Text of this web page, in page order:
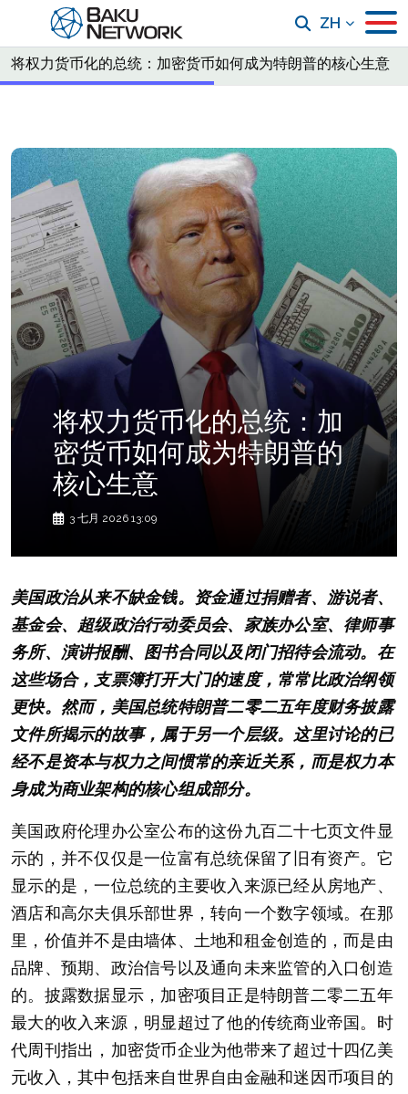
ZH
将权力货币化的总统：加密货币如何成为特朗普的核心生意
将权力货币化的总统：加
密货币如何成为特朗普的
核心生意
3 七月 2026 13:09
美国政治从来不缺金钱。资金通过捐赠者、游说者、
基金会、超级政治行动委员会、家族办公室、律师事
务所、演讲报酬、图书合同以及闭门招待会流动。在
这些场合，支票簿打开大门的速度，常常比政治纲领
更快。然而，美国总统特朗普二零二五年度财务披露
文件所揭示的故事，属于另一个层级。这里讨论的已
经不是资本与权力之间惯常的亲近关系，而是权力本
身成为商业架构的核心组成部分。
美国政府伦理办公室公布的这份九百二十七页文件显
示的，并不仅仅是一位富有总统保留了旧有资产。它
显示的是，一位总统的主要收入来源已经从房地产、
酒店和高尔夫俱乐部世界，转向一个数字领域。在那
里，价值并不是由墙体、土地和租金创造的，而是由
品牌、预期、政治信号以及通向未来监管的入口创造
的。披露数据显示，加密项目正是特朗普二零二五年
最大的收入来源，明显超过了他的传统商业帝国。时
代周刊指出，加密货币企业为他带来了超过十四亿美
元收入，其中包括来自世界自由金融和迷因币项目的